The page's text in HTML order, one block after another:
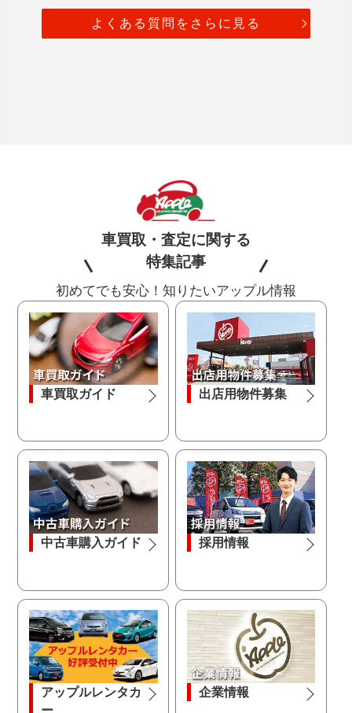
よくある質問をさらに見る
車買取・査定に関する
特集記事
初めてでも安心！知りたいアップル情報
車買取ガイド 出店用物件募集
中古車購入ガイド 採用情報
アップルレンタカ
ー
企業情報